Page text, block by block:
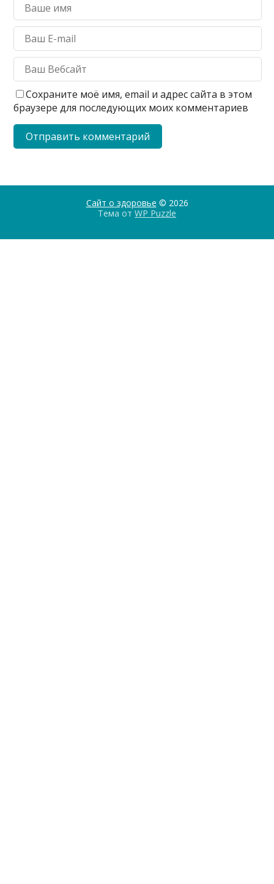
Сохраните моё имя, email и адрес сайта в этом
браузере для последующих моих комментариев
Сайт о здоровье © 2026
Тема от WP Puzzle